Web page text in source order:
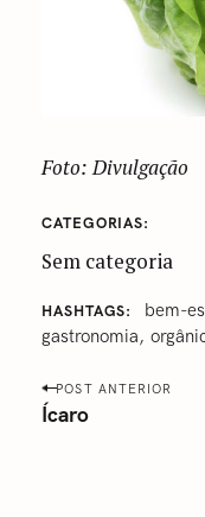
Foto: Divulgação
CATEGORIAS
Sem categoria
HASHTAGS bem-
‎gastronomia
P
o
POST ANTERIOR
Ícaro